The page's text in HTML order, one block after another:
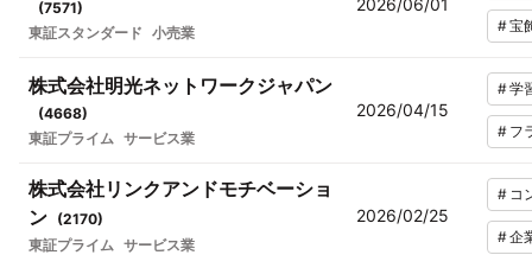
(7571)
東証スタンダード 小売業
2026/06/01
#宝
株式会社明光ネットワークジャパン
(4668)
東証プライム サービス業
2026/04/15
#学
# フ
株式会社リンクアンドモチベーショ
ン (2170)
東証プライム サービス業
2026/02/25
# コ
#企